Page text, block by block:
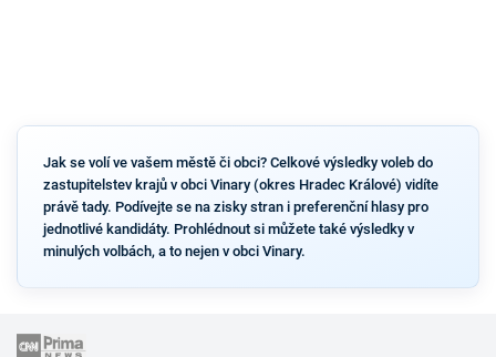
Jak se volí ve vašem městě či obci? Celkové výsledky voleb do
zastupitelstev krajů v obci Vinary (okres Hradec Králové) vidíte
právě tady. Podívejte se na zisky stran i preferenční hlasy pro
jednotlivé kandidáty. Prohlédnout si můžete také výsledky v
minulých volbách, a to nejen v obci Vinary.